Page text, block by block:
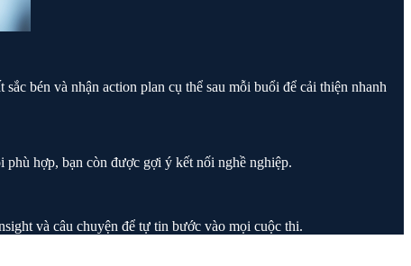
bén và nhận action plan cụ thể sau mỗi buổi để cải thiện nhanh
hợp, bạn còn được gợi ý kết nối nghề nghiệp.
và câu chuyện để tự tin bước vào mọi cuộc thi.